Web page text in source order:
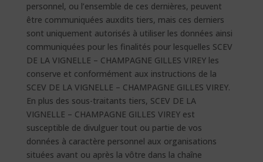
personnel, ou l’ensemble de ces dernières, peuvent
être communiquées auxdits tiers, mais ces derniers
sont uniquement autorisés à utiliser les données ainsi
communiquées pour les finalités pour lesquelles SCEV
DE LA VIGNELLE – CHAMPAGNE GILLES VIREY les
conserve et conformément aux instructions de la
SCEV DE LA VIGNELLE – CHAMPAGNE GILLES VIREY.
En plus des sous-traitants tiers, SCEV DE LA
VIGNELLE – CHAMPAGNE GILLES VIREY est
susceptible de divulguer tout ou partie de vos
données à caractère personnel aux organisations
situées avant ou après la vôtre dans la chaîne